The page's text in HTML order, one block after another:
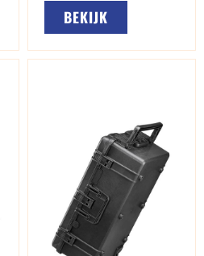
BEKIJK